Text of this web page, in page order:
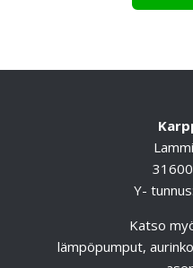
Y-
Katso
lämpöpumput,